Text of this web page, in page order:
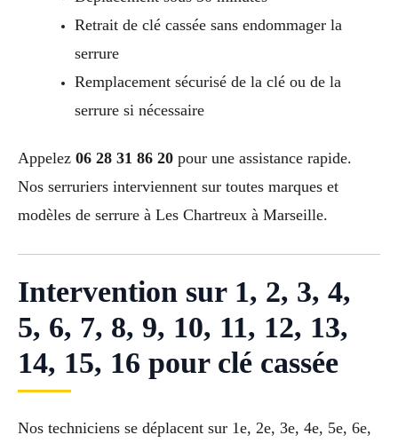
Retrait de clé cassée sans endommager la
serrure
Remplacement sécurisé de la clé ou de la
serrure si nécessaire
Appelez 06 28 31 86 20 pour une assistance rapide.
Nos serruriers interviennent sur toutes marques et
modèles de serrure à Les Chartreux à Marseille.
Intervention sur 1, 2, 3, 4,
5, 6, 7, 8, 9, 10, 11, 12, 13,
14, 15, 16 pour clé cassée
Nos techniciens se déplacent sur 1e, 2e, 3e, 4e, 5e, 6e,